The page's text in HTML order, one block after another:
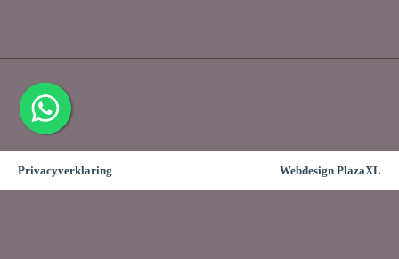
Privacyverklaring Webdesign PlazaXL